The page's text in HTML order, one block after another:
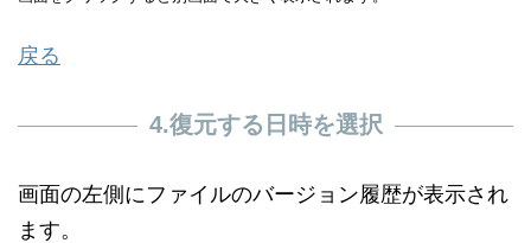
戻る
4.復元する日時を選択
画面の左側にファイルのバージョン履歴が表示され
ます。